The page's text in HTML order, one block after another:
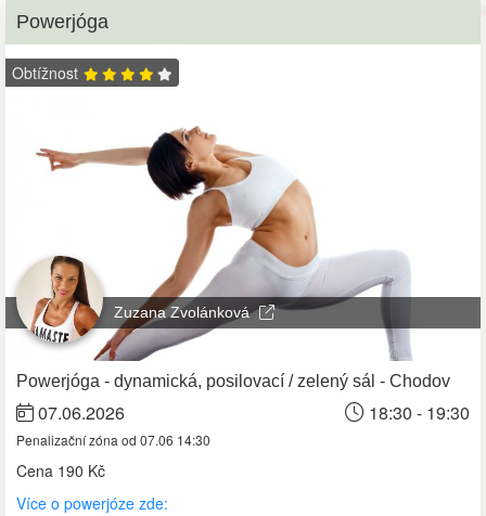
Powerjóga
Obtížnost
Zuzana Zvolánková
Powerjóga - dynamická, posilovací / zelený sál - Chodov
07.06.2026 18:30 - 19:30
Penalizační zóna od 07.06 14:30
Cena 190 Kč
Více o powerjóze zde: